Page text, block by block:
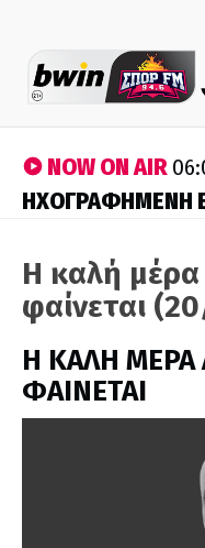
NOW ON AIR
ΗΧΟΓΡΑΦΗΜΕΝΗ
Η καλή
φαίνεται
H ΚΑΛΗ
ΦΑΙΝΕΤΑΙ